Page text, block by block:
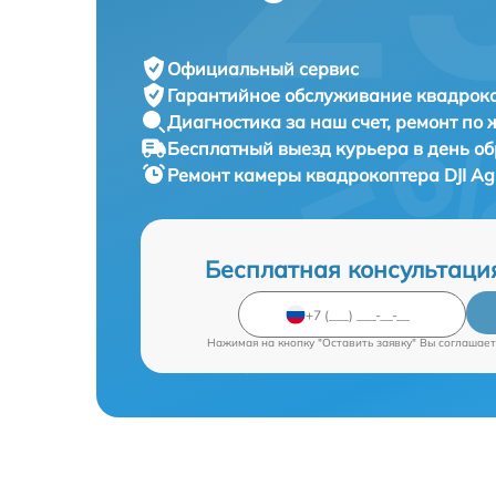
Официальный сервис
Гарантийное обслуживание
Диагностика за наш счет, ремонт по
Бесплатный выезд курьера в день
Ремонт камеры квадрокоптера DJI
Бесплатная
Нажимая на кнопку "Оставить заявку" Вы